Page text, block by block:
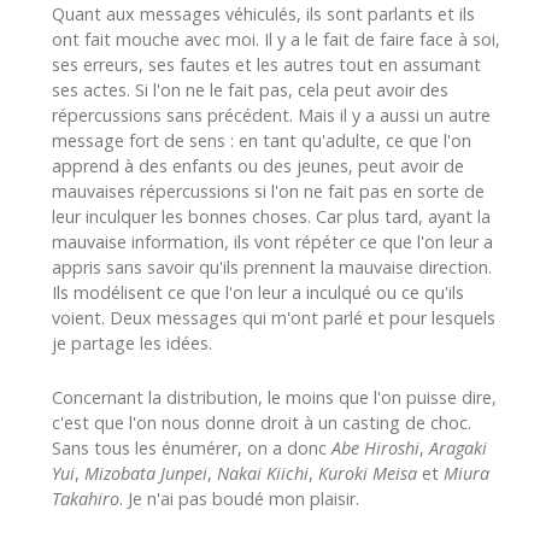
Quant aux messages véhiculés, ils sont parlants et ils
ont fait mouche avec moi. Il y a le fait de faire face à soi,
ses erreurs, ses fautes et les autres tout en assumant
ses actes. Si l'on ne le fait pas, cela peut avoir des
répercussions sans précédent. Mais il y a aussi un autre
message fort de sens : en tant qu'adulte, ce que l'on
apprend à des enfants ou des jeunes, peut avoir de
mauvaises répercussions si l'on ne fait pas en sorte de
leur inculquer les bonnes choses. Car plus tard, ayant la
mauvaise information, ils vont répéter ce que l'on leur a
appris sans savoir qu'ils prennent la mauvaise direction.
Ils modélisent ce que l'on leur a inculqué ou ce qu'ils
voient. Deux messages qui m'ont parlé et pour lesquels
je partage les idées.
Concernant la distribution, le moins que l'on puisse dire,
c'est que l'on nous donne droit à un casting de choc.
Sans tous les énumérer, on a donc Abe Hiroshi, Aragaki
Yui, Mizobata Junpei, Nakai Kiichi, Kuroki Meisa et Miura
Takahiro. Je n'ai pas boudé mon plaisir.